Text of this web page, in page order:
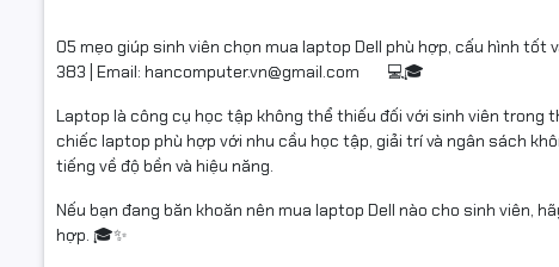
05 mẹo giúp sinh viên chọn mua laptop Dell phù hợp, cấu hình
383 | Email: hancomputer.vn@gmail.com 💻🎓
Laptop là công cụ học tập không thể thiếu đối với sinh viên trong
chiếc laptop phù hợp với nhu cầu học tập, giải trí và ngân sách
tiếng về độ bền và hiệu năng.
Nếu bạn đang băn khoăn nên mua laptop Dell nào cho sinh viên,
hợp. 🎓✨